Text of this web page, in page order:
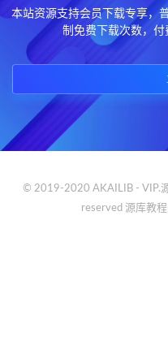
本站资源支持会员下载专享，
制免费下载次数，
© 2019-2020 AKAILIB - VIP.
reserved 源库教